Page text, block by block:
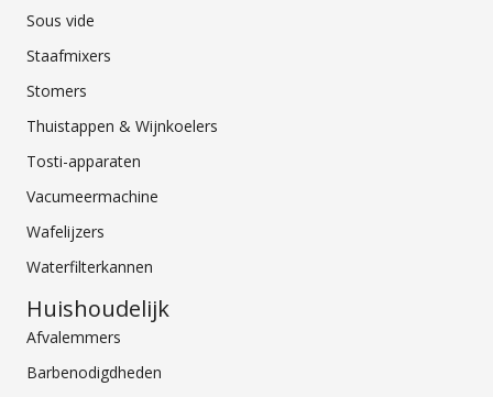
Sous vide
Staafmixers
Stomers
Thuistappen & Wijnkoelers
Tosti-apparaten
Vacumeermachine
Wafelijzers
Waterfilterkannen
Huishoudelijk
Afvalemmers
Barbenodigdheden